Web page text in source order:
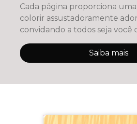
Cada página proporciona
colorir assustadoramente
convidando a todos seja você
Saiba mais